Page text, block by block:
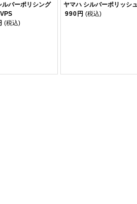
ルバーポリシング
(税込)
ヤマハ シルバーポリッシュ
990円 (税込)